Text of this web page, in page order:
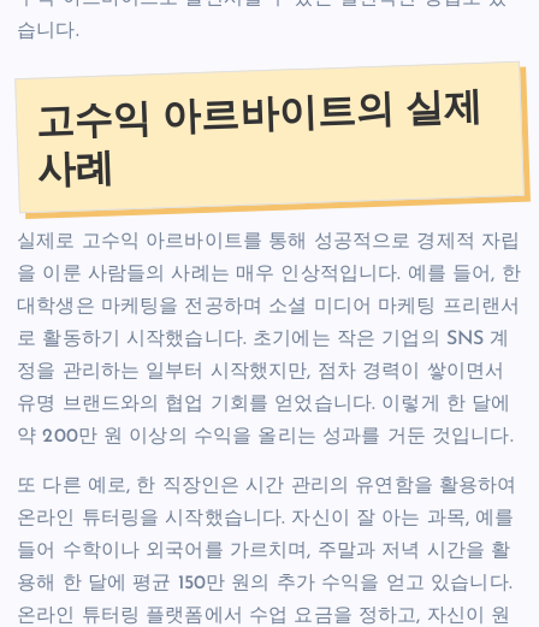
습니다.
고수익 아르바이트의 실제
사례
실제로 고수익 아르바이트를 통해 성공적으로 경제적 자립
을 이룬 사람들의 사례는 매우 인상적입니다. 예를 들어, 한
대학생은 마케팅을 전공하며 소셜 미디어 마케팅 프리랜서
로 활동하기 시작했습니다. 초기에는 작은 기업의 SNS 계
정을 관리하는 일부터 시작했지만, 점차 경력이 쌓이면서
유명 브랜드와의 협업 기회를 얻었습니다. 이렇게 한 달에
약 200만 원 이상의 수익을 올리는 성과를 거둔 것입니다.
또 다른 예로, 한 직장인은 시간 관리의 유연함을 활용하여
온라인 튜터링을 시작했습니다. 자신이 잘 아는 과목, 예를
들어 수학이나 외국어를 가르치며, 주말과 저녁 시간을 활
용해 한 달에 평균 150만 원의 추가 수익을 얻고 있습니다.
온라인 튜터링 플랫폼에서 수업 요금을 정하고, 자신이 원